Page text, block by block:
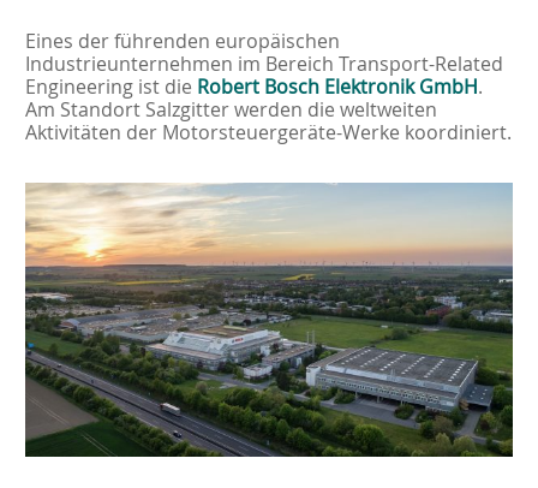
Eines der führenden europäischen
Industrieunternehmen im Bereich Transport-Related
Engineering ist die Robert Bosch Elektronik GmbH.
Am Standort Salzgitter werden die weltweiten
Aktivitäten der Motorsteuergeräte-Werke koordiniert.